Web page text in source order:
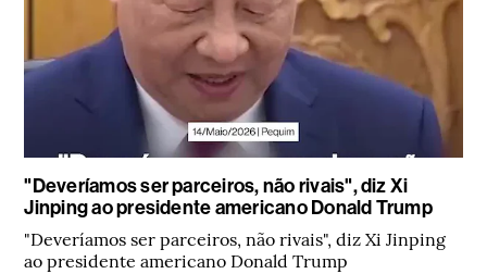
"Deveríamos ser parceiros, não rivais", diz Xi
Jinping ao presidente americano Donald Trump
"Deveríamos ser parceiros, não rivais", diz Xi Jinping
ao presidente americano Donald Trump